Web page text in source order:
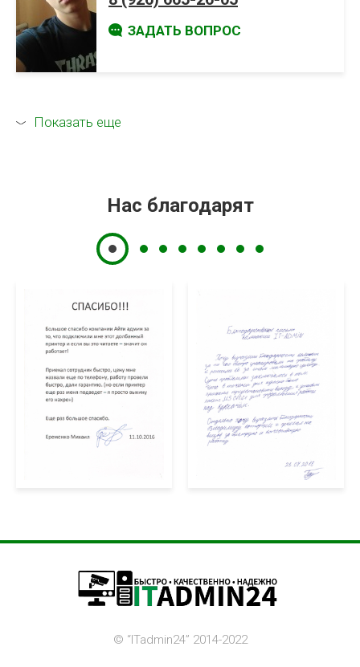
ЗАДАТЬ ВОПРОС
Показать еще
Нас благодарят
©️ “ITadmin24” 2014-2022